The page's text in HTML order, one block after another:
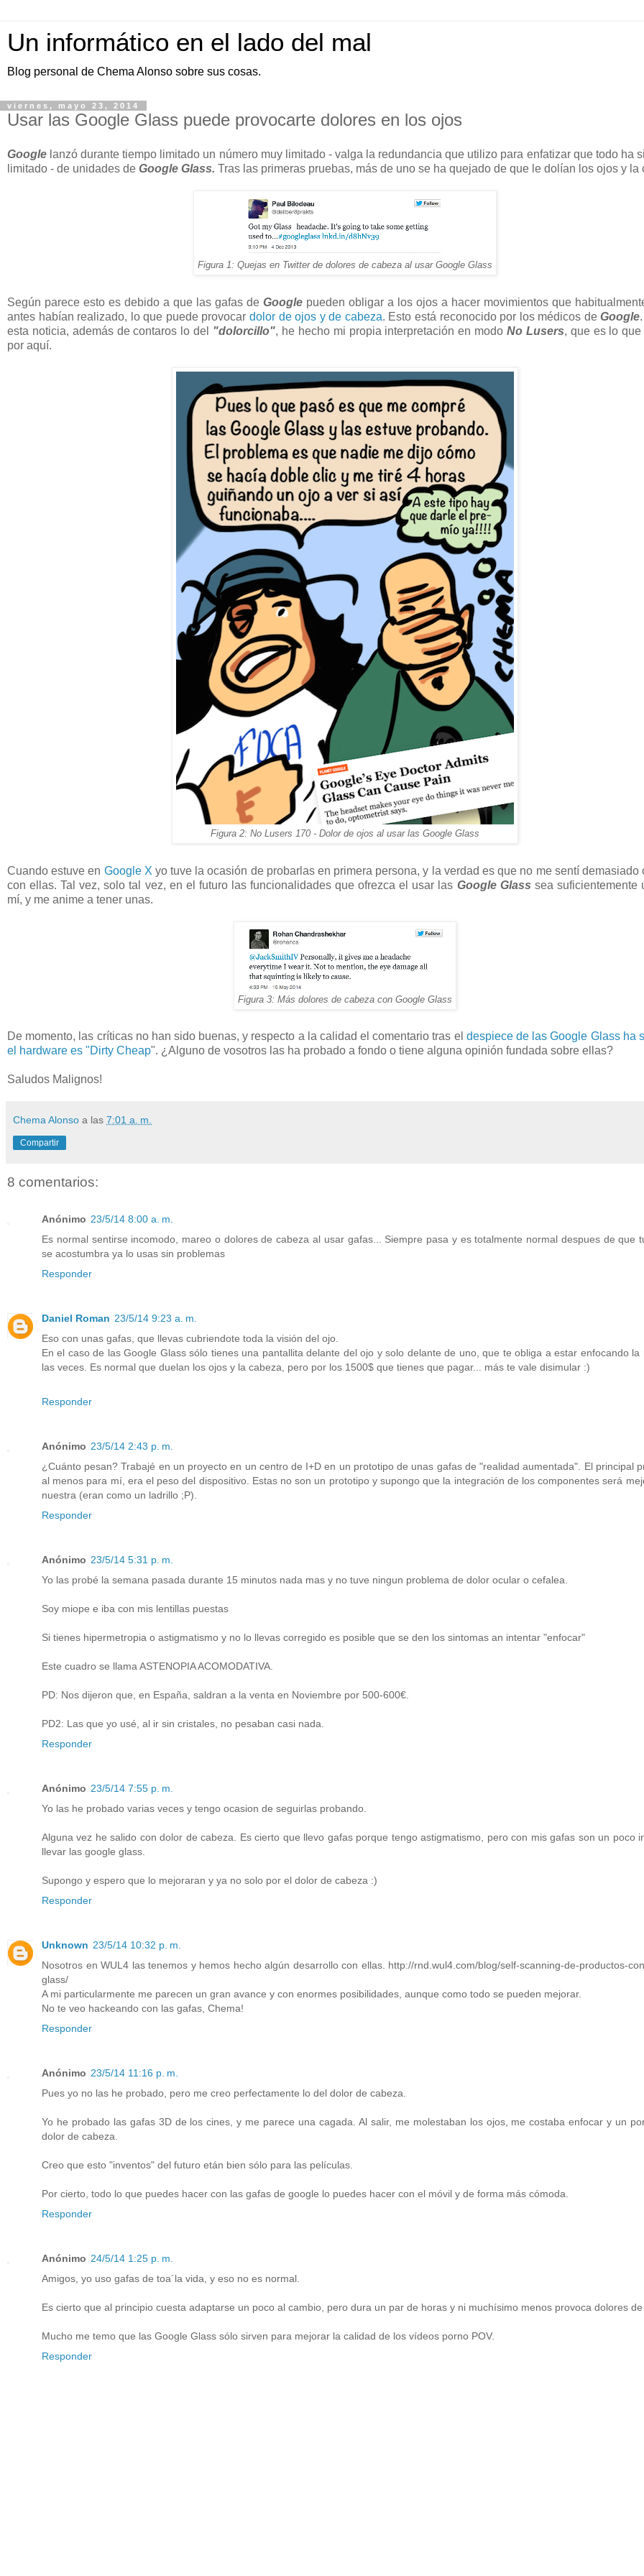
Un informático en el lado del mal
Blog personal de Chema Alonso sobre sus cosas.
viernes, mayo 23, 2014
Usar las Google Glass puede provocarte dolores en los ojos
Google lanzó durante tiempo limitado un número muy limitado - valga la redundancia que utilizo para enfatizar que todo ha
limitado - de unidades de Google Glass. Tras las primeras pruebas, más de uno se ha quejado de que le dolían los ojos y la
Figura 1: Quejas en Twitter de dolores de cabeza al usar Google Glass
Según parece esto es debido a que las gafas de Google pueden obligar a los ojos a hacer movimientos que
antes habían realizado, lo que puede provocar dolor de ojos y de cabeza. Esto está reconocido por los médicos deGoogle
esta noticia, además de contaros lo del "dolorcillo", he hecho mi propia interpretación en modo No Lusers, que es lo
por aquí.
Figura 2: No Lusers 170 - Dolor de ojos al usar las Google Glass
Cuando estuve en Google X yo tuve la ocasión de probarlas en primera persona, y la verdad es que no me sentí demasiado
con ellas. Tal vez, solo tal vez, en el futuro las funcionalidades que ofrezca el usar las Google Glass sea suficientemente
mí, y me anime a tener unas.
Figura 3: Más dolores de cabeza con Google Glass
De momento, las críticas no han sido buenas, y respecto a la calidad el comentario tras el despiece de las Google Glass ha
el hardware es "Dirty Cheap". ¿Alguno de vosotros las ha probado a fondo o tiene alguna opinión fundada sobre ellas?
Saludos Malignos!
Chema Alonso a las 7:01 a. m.
Compartir
8 comentarios:
Anónimo 23/5/14 8:00 a. m.
Es normal sentirse incomodo, mareo o dolores de cabeza al usar gafas... Siempre pasa y es totalmente normal despues de que
se acostumbra ya lo usas sin problemas
Responder
Daniel Roman 23/5/14 9:23 a. m.
Eso con unas gafas, que llevas cubriendote toda la visión del ojo.
En el caso de las Google Glass sólo tienes una pantallita delante del ojo y solo delante de uno, que te obliga a estar enfocando la
las veces. Es normal que duelan los ojos y la cabeza, pero por los 1500$ que tienes que pagar... más te vale disimular :)
Responder
Anónimo 23/5/14 2:43 p. m.
¿Cuánto pesan? Trabajé en un proyecto en un centro de I+D en un prototipo de unas gafas de "realidad aumentada". El principal
al menos para mí, era el peso del dispositivo. Estas no son un prototipo y supongo que la integración de los componentes será
nuestra (eran como un ladrillo ;P).
Responder
Anónimo 23/5/14 5:31 p. m.
Yo las probé la semana pasada durante 15 minutos nada mas y no tuve ningun problema de dolor ocular o cefalea.
Soy miope e iba con mis lentillas puestas
Si tienes hipermetropia o astigmatismo y no lo llevas corregido es posible que se den los sintomas an intentar "enfocar"
Este cuadro se llama ASTENOPIA ACOMODATIVA.
PD: Nos dijeron que, en España, saldran a la venta en Noviembre por 500-600€.
PD2: Las que yo usé, al ir sin cristales, no pesaban casi nada.
Responder
Anónimo 23/5/14 7:55 p. m.
Yo las he probado varias veces y tengo ocasion de seguirlas probando.
Alguna vez he salido con dolor de cabeza. Es cierto que llevo gafas porque tengo astigmatismo, pero con mis gafas son un poco
llevar las google glass.
Supongo y espero que lo mejoraran y ya no solo por el dolor de cabeza :)
Responder
Unknown 23/5/14 10:32 p. m.
Nosotros en WUL4 las tenemos y hemos hecho algún desarrollo con ellas. http://rnd.wul4.com/blog/self-scanning-de-productos-
glass/
A mi particularmente me parecen un gran avance y con enormes posibilidades, aunque como todo se pueden mejorar.
No te veo hackeando con las gafas, Chema!
Responder
Anónimo 23/5/14 11:16 p. m.
Pues yo no las he probado, pero me creo perfectamente lo del dolor de cabeza.
Yo he probado las gafas 3D de los cines, y me parece una cagada. Al salir, me molestaban los ojos, me costaba enfocar y un
dolor de cabeza.
Creo que esto "inventos" del futuro etán bien sólo para las películas.
Por cierto, todo lo que puedes hacer con las gafas de google lo puedes hacer con el móvil y de forma más cómoda.
Responder
Anónimo 24/5/14 1:25 p. m.
Amigos, yo uso gafas de toa´la vida, y eso no es normal.
Es cierto que al principio cuesta adaptarse un poco al cambio, pero dura un par de horas y ni muchísimo menos provoca dolores de
Mucho me temo que las Google Glass sólo sirven para mejorar la calidad de los vídeos porno POV.
Responder